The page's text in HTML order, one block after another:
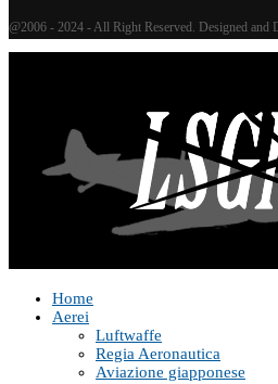
@2006 - 2024 - All Right Reserved. Designed and
Home
Aerei
Luftwaffe
Regia Aeronautica
Aviazione giapponese